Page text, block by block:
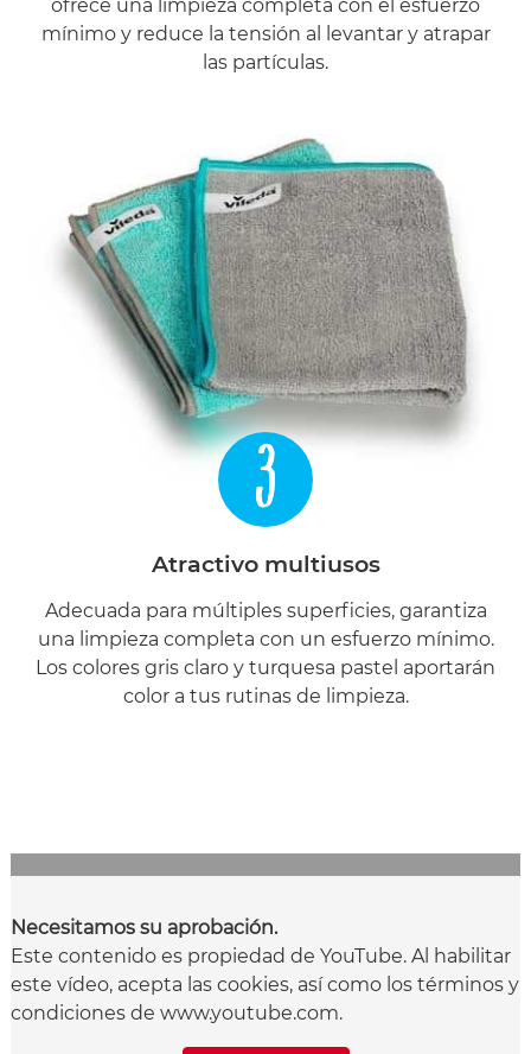
ofrece una limpieza completa con el esfuerzo
mínimo y reduce la tensión al levantar y atrapar
las partículas.
3
Atractivo multiusos
Adecuada para múltiples superficies, garantiza
una limpieza completa con un esfuerzo mínimo.
Los colores gris claro y turquesa pastel aportarán
color a tus rutinas de limpieza.
Necesitamos su aprobación.
Este contenido es propiedad de YouTube. Al habilitar
este vídeo, acepta las cookies, así como los términos y
condiciones de www.youtube.com.